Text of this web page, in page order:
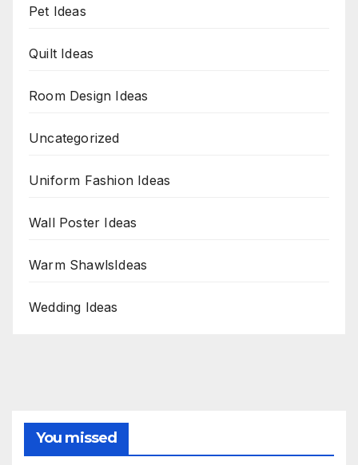
Pet Ideas
Quilt Ideas
Room Design Ideas
Uncategorized
Uniform Fashion Ideas
Wall Poster Ideas
Warm ShawlsIdeas
Wedding Ideas
You missed